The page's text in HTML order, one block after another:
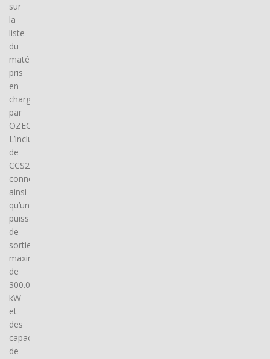
sur
la
liste
du
matériel
pris
en
charge
par
OZECAR.
L’inclusion
de
CCS2
connector(s),
ainsi
qu’une
puissance
de
sortie
maximale
de
300.0
kW
et
des
capacités
de